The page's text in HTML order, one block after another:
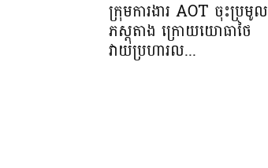
ក្រុមការងារ AOT ចុះប្រមូល
ភស្តុតាង ក្រោយយោធាថៃ
វាយប្រហារល...